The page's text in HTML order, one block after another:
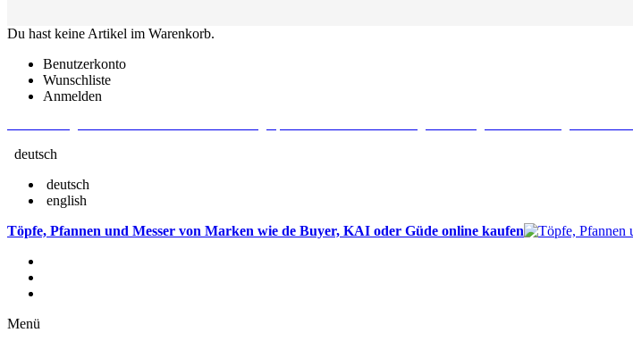
Du hast keine Artikel im Warenkorb.
Benutzerkonto
Wunschliste
Anmelden
deutsch
deutsch
english
Töpfe, Pfannen und Messer von Marken wie de Buyer, KAI oder Güde online kaufen
Menü